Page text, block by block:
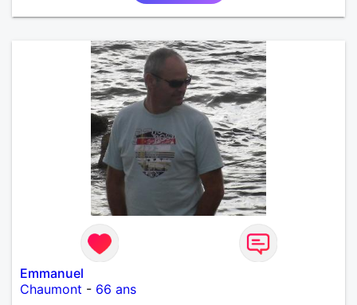
Emmanuel
Chaumont - 66 ans